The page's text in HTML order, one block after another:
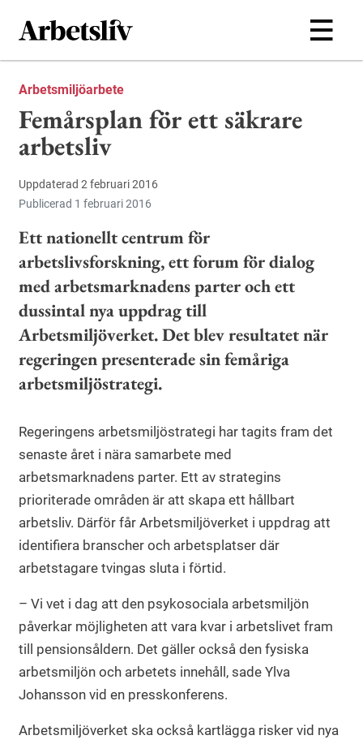
Hoppa till huvudinnehållet
Arbetsmiljöarbete
Femårsplan för ett säkrare
arbetsliv
Uppdaterad 2 februari 2016
Publicerad 1 februari 2016
Ett nationellt centrum för
arbetslivsforskning, ett forum för dialog
med arbetsmarknadens parter och ett
dussintal nya uppdrag till
Arbetsmiljöverket. Det blev resultatet när
regeringen presenterade sin femåriga
arbetsmiljöstrategi.
Regeringens arbetsmiljöstrategi har tagits fram det
senaste året i nära samarbete med
arbetsmarknadens parter. Ett av strategins
prioriterade områden är att skapa ett hållbart
arbetsliv. Därför får Arbetsmiljöverket i uppdrag att
identifiera branscher och arbetsplatser där
arbetstagare tvingas sluta i förtid.
– Vi vet i dag att den psykosociala arbetsmiljön
påverkar möjligheten att vara kvar i arbetslivet fram
till pensionsåldern. Det gäller också den fysiska
arbetsmiljön och arbetets innehåll, sade Ylva
Johansson vid en presskonferens.
Arbetsmiljöverket ska också kartlägga risker vid nya